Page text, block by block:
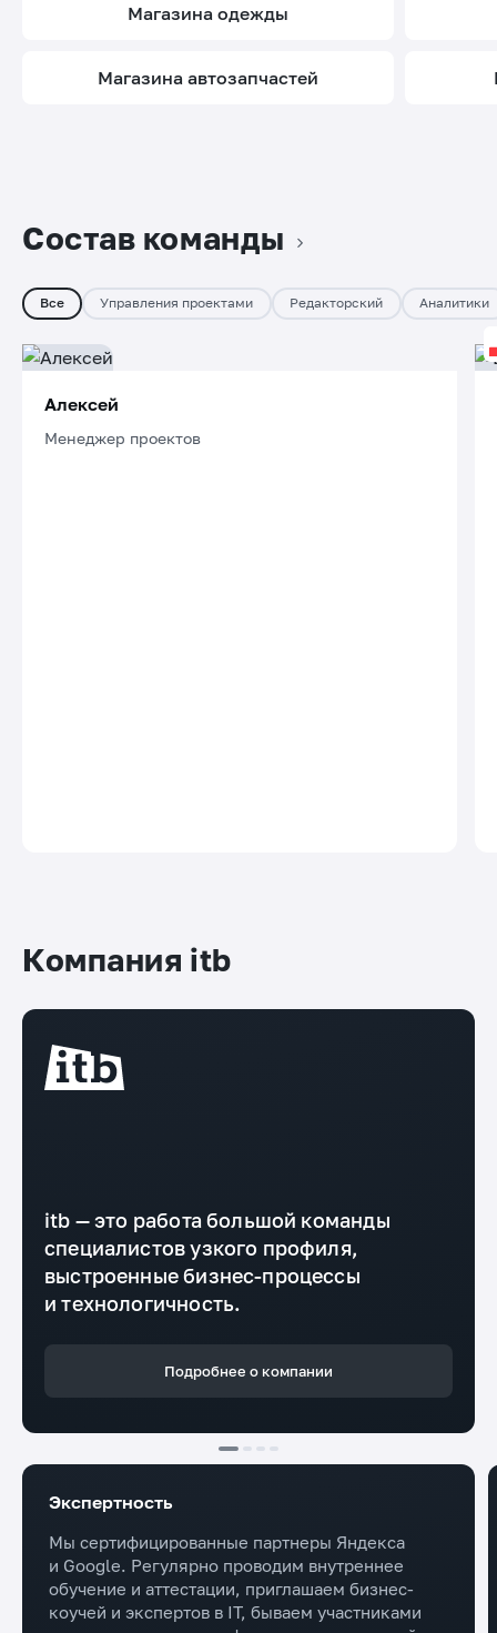
магазина одежды
магазина автозапчастей
Состав команды
Все Управления проектами Редакторский Аналитики
Алексей
Менеджер проектов
Компания itb
itb — это работа большой команды
специалистов узкого профиля,
выстроенные бизнес-процессы
и технологичность.
Подробнее о компании
Экспертность
Мы сертифицированные партнеры Яндекса
и Google. Регулярно проводим внутреннее
обучение и аттестации, приглашаем бизнес-
коучей и экспертов в IT, бываем участниками